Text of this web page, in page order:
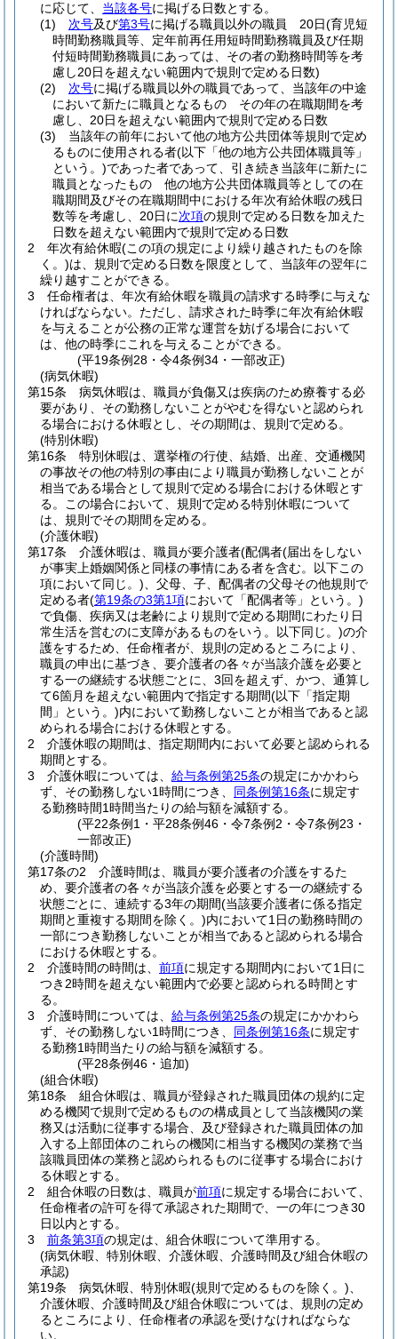
に応じて、 当該各号に掲げる日数とする。
(1)
次号及び第3号に掲げる職員以外の職員 20日(育児短
時間勤務職員等、定年前再任用短時間勤務職員及び任期
付短時間勤務職員にあっては、その者の勤務時間等を考
慮し20日を超えない範囲内で規則で定める日数)
(2)
次号に掲げる職員以外の職員であって、当該年の中途
において新たに職員となるもの その年の在職期間を考
慮し、20日を超えない範囲内で規則で定める日数
(3)
当該年の前年において他の地方公共団体等規則で定め
るものに使用される者(以下「他の地方公共団体職員等」
という。)であった者であって、引き続き当該年に新たに
職員となったもの 他の地方公共団体職員等としての在
職期間及びその在職期間中における年次有給休暇の残日
数等を考慮し、20日に次項の規則で定める日数を加えた
日数を超えない範囲内で規則で定める日数
2
年次有給休暇(この項の規定により繰り越されたものを除
く。)は、規則で定める日数を限度として、当該年の翌年に
繰り越すことができる。
3
任命権者は、年次有給休暇を職員の請求する時季に与えな
ければならない。 ただし、請求された時季に年次有給休暇
を与えることが公務の正常な運営を妨げる場合において
は、他の時季にこれを与えることができる。
(平19条例28・令4条例34・一部改正)
(病気休暇)
第15条
病気休暇は、職員が負傷又は疾病のため療養する必
要があり、その勤務しないことがやむを得ないと認められ
る場合における休暇とし、その期間は、規則で定める。
(特別休暇)
第16条
特別休暇は、選挙権の行使、結婚、出産、交通機関
の事故その他の特別の事由により職員が勤務しないことが
相当である場合として規則で定める場合における休暇とす
る。
この場合において、規則で定める特別休暇について
は、規則でその期間を定める。
(介護休暇)
第17条
介護休暇は、職員が要介護者(配偶者(届出をしない
が事実上婚姻関係と同様の事情にある者を含む。以下この
項において同じ。) 、父母、子、配偶者の父母その他規則で
定める者(第19条の3第1項において「配偶者等」という。)
で負傷、疾病又は老齢により規則で定める期間にわたり日
常生活を営むのに支障があるものをいう。以下同じ。)の介
護をするため、任命権者が、規則の定めるところにより、
職員の申出に基づき、要介護者の各々が当該介護を必要と
する一の継続する状態ごとに、3回を超えず、かつ、通算し
て6箇月を超えない範囲内で指定する期間(以下「指定期
間」という。)内において勤務しないことが相当であると認
められる場合における休暇とする。
2
介護休暇の期間は、指定期間内において必要と認められる
期間とする。
3
介護休暇については、 給与条例第25条の規定にかかわら
ず、その勤務しない1時間につき、 同条例第16条に規定す
る勤務時間1時間当たりの給与額を減額する。
(平22条例1・平28条例46・令7条例2・令7条例23・
一部改正)
(介護時間)
第17条の2
介護時間は、職員が要介護者の介護をするた
め、要介護者の各々が当該介護を必要とする一の継続する
状態ごとに、連続する3年の期間(当該要介護者に係る指定
期間と重複する期間を除く。)内において1日の勤務時間の
一部につき勤務しないことが相当であると認められる場合
における休暇とする。
2
介護時間の時間は、 前項に規定する期間内において1日に
つき2時間を超えない範囲内で必要と認められる時間とす
る。
3
介護時間については、 給与条例第25条の規定にかかわら
ず、その勤務しない1時間につき、 同条例第16条に規定す
る勤務1時間当たりの給与額を減額する。
(平28条例46・追加)
(組合休暇)
第18条
組合休暇は、職員が登録された職員団体の規約に定
める機関で規則で定めるものの構成員として当該機関の業
務又は活動に従事する場合、及び登録された職員団体の加
入する上部団体のこれらの機関に相当する機関の業務で当
該職員団体の業務と認められるものに従事する場合におけ
る休暇とする。
2
組合休暇の日数は、職員が前項に規定する場合において、
任命権者の許可を得て承認された期間で、一の年につき30
日以内とする。
3
前条第3項の規定は、組合休暇について準用する。
(病気休暇、特別休暇、介護休暇、介護時間及び組合休暇の
承認)
第19条
病気休暇、特別休暇(規則で定めるものを除く。)
介護休暇、介護時間及び組合休暇については、規則の定め
るところにより、任命権者の承認を受けなければならな
い。